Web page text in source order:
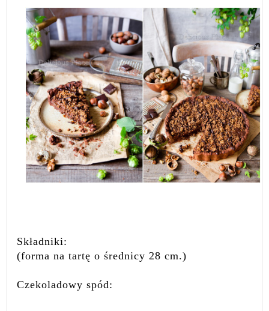
Składniki:
(forma na tartę o średnicy 28 cm.)
Czekoladowy spód: